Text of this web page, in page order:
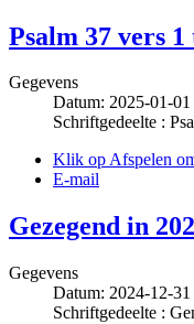
Psalm 37 vers 1
Gegevens
Datum: 2025-01-01
Schriftgedeelte :
Klik op Afspelen
E-mail
Gezegend in
Gegevens
Datum: 2024-12-31
Schriftgedeelte :